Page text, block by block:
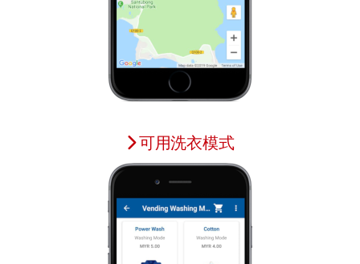
可用洗衣模式